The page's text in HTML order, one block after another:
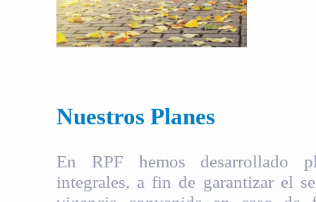
Nuestros Planes
En RPF hemos desarrollado
integrales, a fin de garantizar el